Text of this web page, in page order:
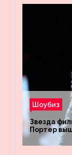
Шоубиз
Звезда
Портер